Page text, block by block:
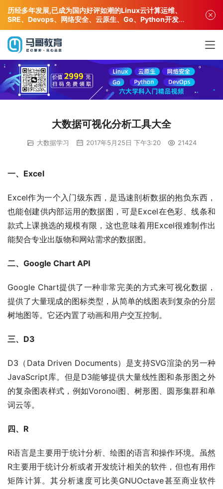
大数据可视化分析工具大全
大数据学习 2017年5月25日 下午3:20 21424
一、Excel
Excel作为一个入门级东西，是迅速剖析数据的抱负东西，
也能创建供内部运用的数据图，可是Excel在色彩、线条和
款式上课挑选的规模有限，这也意味着用Excel很难制作出
能契合专业出版物和网站需求的数据图。
二、Google Chart API
Google Chart提供了一种非常完美的方式来可视化数据，
提供了大量现成的图标类型，从简单的线图表到复杂的分层
树地图等。它还内置了动画和用户交互控制。
三、D3
D3（Data Driven Documents）是支持SVG渲染的另一种
JavaScript库。但是D3能够提供大量线性图和条形图之外
的复杂图表样式，例如Voronoi图、树形图、圆形集群和单
词云等。
四、R
R语言是主要用于统计分析、绘图的语言和操作环境。虽然
R主要用于统计分析或者开发统计相关的软件，但也有用作
矩阵计算。其分析速度可比美GNUOctave甚至商业软件
历经多年发展,已成为国内好评如潮的Linux云计算运维、
SRE、Devops、网络安全、云原生、Go、Python开发专
业人才培训机构!